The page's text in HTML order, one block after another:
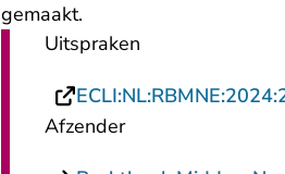
gemaakt.
Uitspraken
Afzender